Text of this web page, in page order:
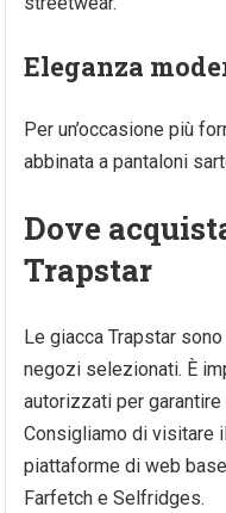
Eleganza
Per un’occasione più
abbinata a pantaloni
Dove
Trapstar
Le giacca Trapstar
negozi selezionati. È
autorizzati per
Consigliamo di visitare
piattaforme di web
Farfetch e Selfridges.